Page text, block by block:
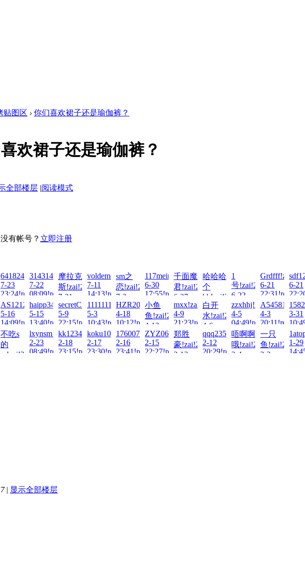
贴图区 › 你们喜欢裙子还是瑜伽裤？
欢裙子还是瑜伽裤？
全部楼层 |阅读模式
有帐号？ 立即注册
641824693!zai!2026-
7-23
23:24!read!
314314!zai!2026-
7-22
08:09!read!
摩拉克
斯!zai!2026-
7-21
13:42!read!
voldemort!zai!2026-
7-11
14:13!read!
sm之
恋!zai!2026-
7-3
20:25!read!
117meimu!zai!2026-
6-30
17:55!read!
千面魔
君!zai!2026-
6-27
17:35!read!
哈哈哈
个
hh!zai!2026-
6-27
02:18!read!
1
号!zai!2026-
6-22
20:29!read!
6-21
22:31!read!
6-21
AS1212!zai!2026-
5-16
14:09!read!
haipp3461!zai!2026-
5-15
13:40!read!
secretC!zai!2026-
5-9
22:15!read!
1111111111!zai!2026-
5-3
10:43!read!
HZR20081223!zai!2026-
4-18
10:12!read!
小鱼
鱼!zai!2026-
4-12
08:41!read!
mxx!zai!2026-
4-9
21:23!read!
白开
水!zai!2026-
4-6
08:52!read!
zzxhhj!zai!2026-
4-5
04:49!read!
4-3
20:11!read!
3-31
不吃s
的
m!zai!2026-
lxynsm!zai!2026-
2-23
08:49!read!
kk123456!zai!2026-
2-18
23:15!read!
koku100!zai!2026-
2-17
23:30!read!
17600737829!zai!2026-
2-16
23:41!read!
ZYZ06!zai!2026-
2-15
22:27!read!
郑胜
豪!zai!2026-
2-13
qqq2358388!zai!2026-
2-12
20:29!read!
唔啊啊
哦!zai!2026-
2-4
一只
鱼!zai!2026-
2-2
1-29
| 显示全部楼层